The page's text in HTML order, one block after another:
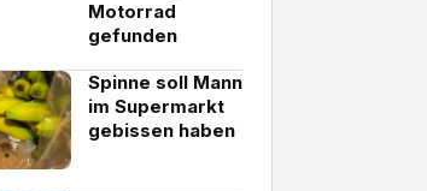
Motorrad
gefunden
Spinne soll Mann
im Supermarkt
gebissen haben